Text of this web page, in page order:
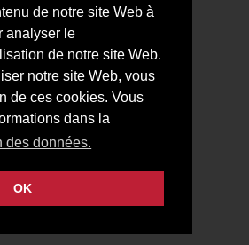
de notre site Web à
analyser le
de notre site Web.
notre site Web, vous
de ces cookies. Vous
dans la
des données.
OK
vous intéresse?
Impressum
des données
Contact
Facebook